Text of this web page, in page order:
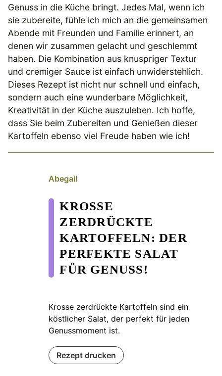
Genuss in die Küche bringt. Jedes Mal, wenn ich
sie zubereite, fühle ich mich an die gemeinsamen
Abende mit Freunden und Familie erinnert, an
denen wir zusammen gelacht und geschlemmt
haben. Die Kombination aus knuspriger Textur
und cremiger Sauce ist einfach unwiderstehlich.
Dieses Rezept ist nicht nur schnell und einfach,
sondern auch eine wunderbare Möglichkeit,
Kreativität in der Küche auszuleben. Ich hoffe,
dass Sie beim Zubereiten und Genießen dieser
Kartoffeln ebenso viel Freude haben wie ich!
Abegail
KROSSE
ZERDRÜCKTE
KARTOFFELN: DER
PERFEKTE SALAT
FÜR GENUSS!
Krosse zerdrückte Kartoffeln sind ein
köstlicher Salat, der perfekt für jeden
Genussmoment ist.
Rezept drucken